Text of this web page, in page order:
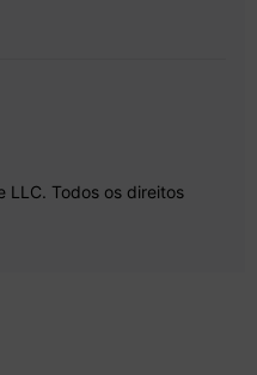
LLC. Todos os direitos